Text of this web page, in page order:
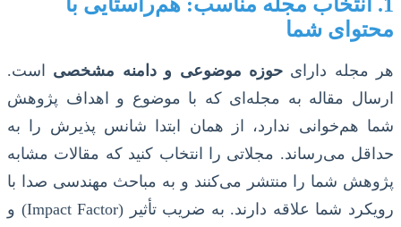
محتوای شما
هر مجله دارایحوزه موضوعی و دامنه مشخصی است.
ارسال مقاله به مجله‌ای که با موضوع و اهداف پژوهش
شما هم‌خوانی ندارد، از همان ابتدا شانس پذیرش را به
حداقل می‌رساند. مجلاتی را انتخاب کنید که مقالات مشابه
پژوهش شما را منتشر می‌کنند و به مباحث مهندسی صدا با
رویکرد شما علاقه دارند. به ضریب تأثیر (Impact Factor) و